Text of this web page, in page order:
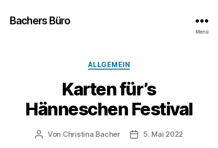
Bachers Büro
Menü
Kategorien
ALLGEMEIN
Karten für’s
Hänneschen Festival
Beitragsautor
Von Christina Bacher Veröffentlichungsdatum
5. Mai 2022